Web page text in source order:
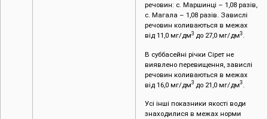
речовин: c. Маршинці – 1,08 разів,
с. Магала – 1,08 разів. Завислі
речовин коливаються в межах
від 11,0 мг/дм3 до 27,0 мг/дм3 .
В суббасейні річки Сірет не
виявлено перевищення, завислі
речовин коливаються в межах
від 16,0 мг/дм3 до 21,0 мг/дм3
Усі інші показники якості води
знаходилися в межах норми